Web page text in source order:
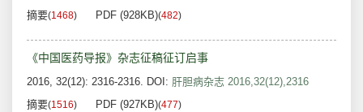
摘要(1468) PDF (928KB)(482)
《中国医药导报》杂志征稿征订启事
2016, 32(12): 2316-2316. DOI: 肝胆病杂志 2016,32(12),2316
摘要(1516) PDF (927KB)(477)